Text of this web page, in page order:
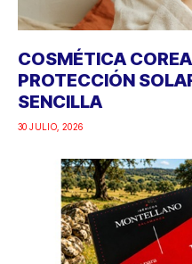
COSMÉTICA
PROTECCIÓN
SENCILLA
30 JULIO, 2026